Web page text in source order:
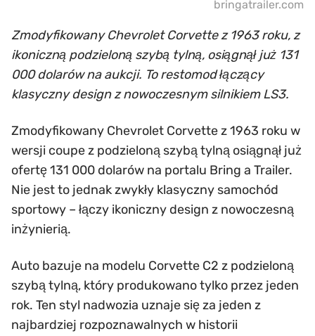
bringatrailer.com
Zmodyfikowany Chevrolet Corvette z 1963 roku, z
ikoniczną podzieloną szybą tylną, osiągnął już 131
000 dolarów na aukcji. To restomod łączący
klasyczny design z nowoczesnym silnikiem LS3.
Zmodyfikowany Chevrolet Corvette z 1963 roku w
wersji coupe z podzieloną szybą tylną osiągnął już
ofertę 131 000 dolarów na portalu Bring a Trailer.
Nie jest to jednak zwykły klasyczny samochód
sportowy – łączy ikoniczny design z nowoczesną
inżynierią.
Auto bazuje na modelu Corvette C2 z podzieloną
szybą tylną, który produkowano tylko przez jeden
rok. Ten styl nadwozia uznaje się za jeden z
najbardziej rozpoznawalnych w historii